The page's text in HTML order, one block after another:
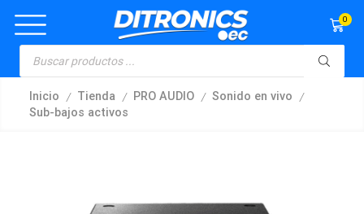
0
Inicio / Tienda / PRO AUDIO / Sonido en vivo /
Sub-bajos activos